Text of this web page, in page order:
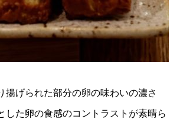
揚げられた部分の卵の味わいの濃さ
した卵の食感のコントラストが素晴ら